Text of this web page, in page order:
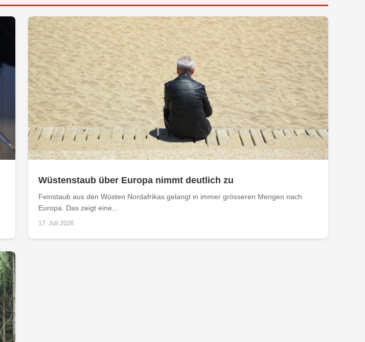
Wüstenstaub über Europa nimmt deutlich zu
Feinstaub aus den Wüsten Nordafrikas gelangt in immer grösseren Mengen nach
Europa. Das zeigt eine...
17. Juli 2026